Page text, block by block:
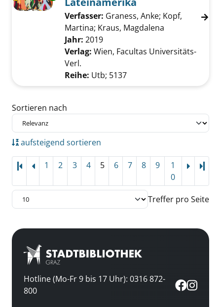
Verfasser: Graness, Anke; Kopf,
Martina; Kraus, Magdalena
Jahr: 2019
Verlag: Wien, Facultas Universitäts-
Verl.
Reihe: Utb; 5137
Zu den Suchfiltern springen
Sortieren nach
aufsteigend sortieren
1 2 3 4 5 6 7 8 9
1
0
Treffer pro Seite
Hotline (Mo-Fr 9 bis 17 Uhr): 0316 872-
800